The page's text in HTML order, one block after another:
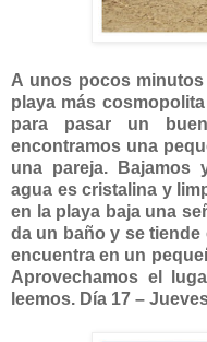
A unos pocos
playa más
para pasar un
encontramos una
una pareja. Bajamos
agua es cristalina y
en la playa baja una
da un baño y se
encuentra en un
Aprovechamos el
leemos. Día 17 –